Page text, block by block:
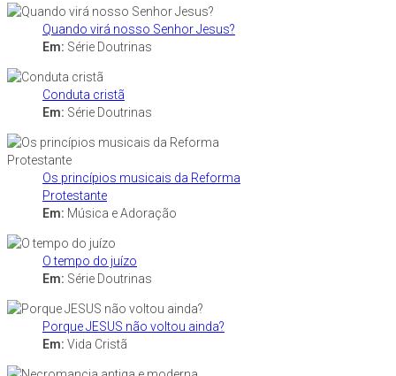
Quando virá nosso Senhor Jesus?
Em: Série Doutrinas
Conduta cristã
Em: Série Doutrinas
Os princípios musicais da Reforma
Protestante
Em: Música e Adoração
O tempo do juízo
Em: Série Doutrinas
Porque JESUS não voltou ainda?
Em: Vida Cristã